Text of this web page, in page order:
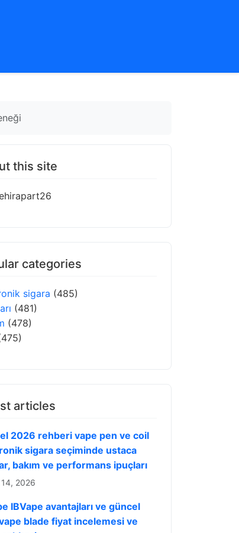
this site
categories
sigara (485)
(481)
(478)
articles
2026 rehberi vape pen ve coil
sigara seçiminde ustaca
bakım ve performans ipuçları
2026
IBVape avantajları ve güncel
blade fiyat incelemesi ve